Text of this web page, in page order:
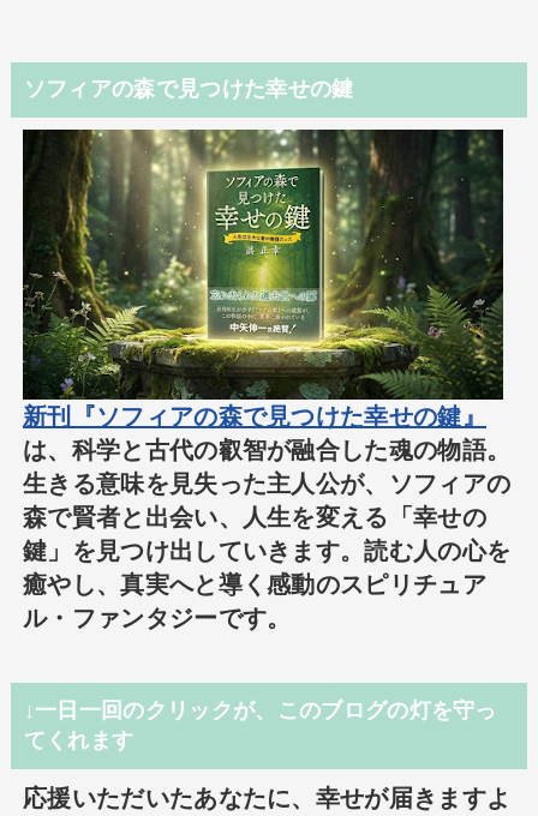
ソフィアの森で見つけた幸せの鍵
新刊『ソフィアの森で見つけた幸せの鍵』
は、科学と古代の叡智が融合した魂の物語。
生きる意味を見失った主人公が、ソフィアの
森で賢者と出会い、人生を変える「幸せの
鍵」を見つけ出していきます。読む人の心を
癒やし、真実へと導く感動のスピリチュア
ル・ファンタジーです。
↓一日一回のクリックが、このブログの灯を守っ
てくれます
応援いただいたあなたに、幸せが届きますよ